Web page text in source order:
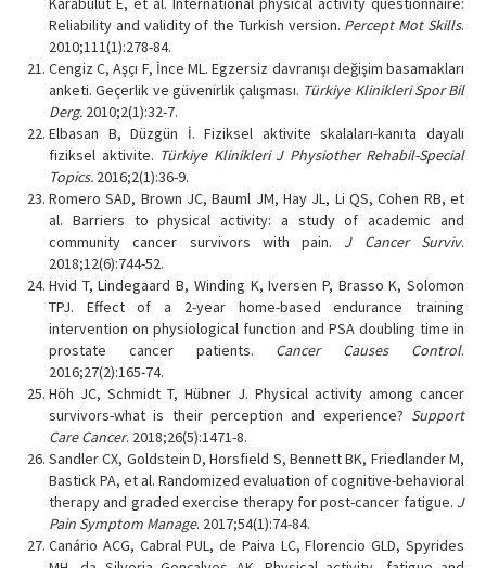
Reliability and validity of the Turkish version. Percept Mot Skills.
2010;111(1):278-84.
Cengiz C, Aşçı F, İnce ML. Egzersiz davranışı değişim basamakları
anketi. Geçerlik ve güvenirlik çalışması. Türkiye Klinikleri Spor Bil
Derg. 2010;2(1):32-7.
Elbasan B, Düzgün İ. Fiziksel aktivite skalaları-kanıta dayalı
fiziksel aktivite. Türkiye Klinikleri J Physiother Rehabil-Special
Topics. 2016;2(1):36-9.
Romero SAD, Brown JC, Bauml JM, Hay JL, Li QS, Cohen RB, et
al. Barriers to physical activity: a study of academic and
community cancer survivors with pain. J Cancer Surviv.
2018;12(6):744-52.
Hvid T, Lindegaard B, Winding K, Iversen P, Brasso K, Solomon
TPJ. Effect of a 2-year home-based endurance training
intervention on physiological function and PSA doubling time in
prostate cancer patients. Cancer Causes Control.
2016;27(2):165-74.
Höh JC, Schmidt T, Hübner J. Physical activity among cancer
survivors-what is their perception and experience? Support
Care Cancer. 2018;26(5):1471-8.
Sandler CX, Goldstein D, Horsfield S, Bennett BK, Friedlander M,
Bastick PA, et al. Randomized evaluation of cognitive-behavioral
therapy and graded exercise therapy for post-cancer fatigue. J
Pain Symptom Manage. 2017;54(1):74-84.
Canário ACG, Cabral PUL, de Paiva LC, Florencio GLD, Spyrides